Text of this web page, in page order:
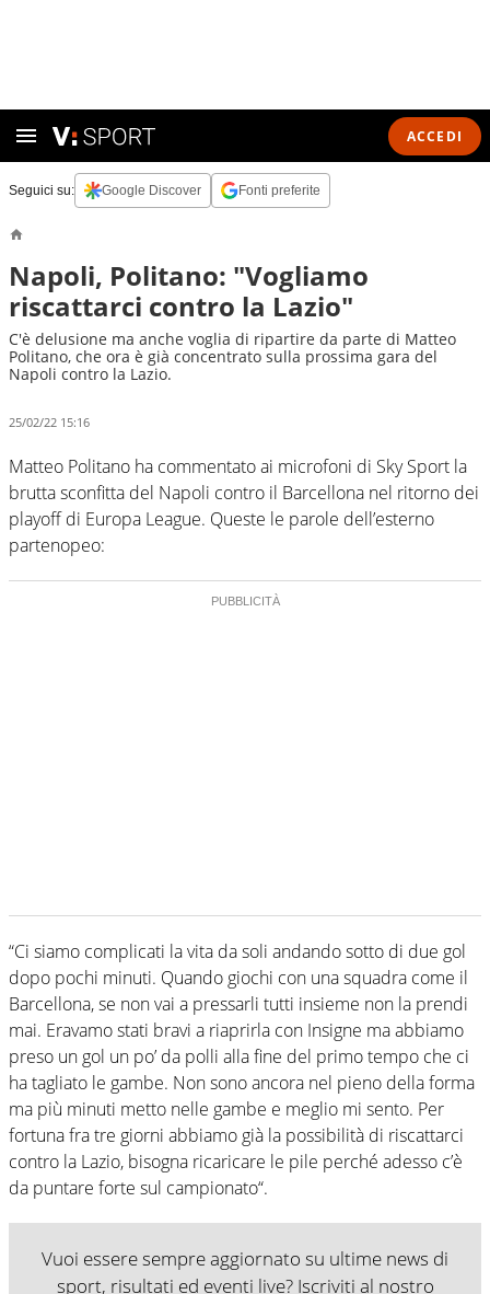
ACCEDI
Seguici su: Google Discover Fonti preferite
Napoli, Politano: "Vogliamo
riscattarci contro la Lazio"
C'è delusione ma anche voglia di ripartire da parte di Matteo
Politano, che ora è già concentrato sulla prossima gara del
Napoli contro la Lazio.
25/02/22 15:16
Matteo Politano ha commentato ai microfoni di Sky Sport la
brutta sconfitta del Napoli contro il Barcellona nel ritorno dei
playoff di Europa League. Queste le parole dell’esterno
partenopeo:
“Ci siamo complicati la vita da soli andando sotto di due gol
dopo pochi minuti. Quando giochi con una squadra come il
Barcellona, se non vai a pressarli tutti insieme non la prendi
mai. Eravamo stati bravi a riaprirla con Insigne ma abbiamo
preso un gol un po’ da polli alla fine del primo tempo che ci
ha tagliato le gambe. Non sono ancora nel pieno della forma
ma più minuti metto nelle gambe e meglio mi sento. Per
fortuna fra tre giorni abbiamo già la possibilità di riscattarci
contro la Lazio, bisogna ricaricare le pile perché adesso c’è
da puntare forte sul campionato“.
Vuoi essere sempre aggiornato su ultime news di
sport, risultati ed eventi live? Iscriviti al nostro